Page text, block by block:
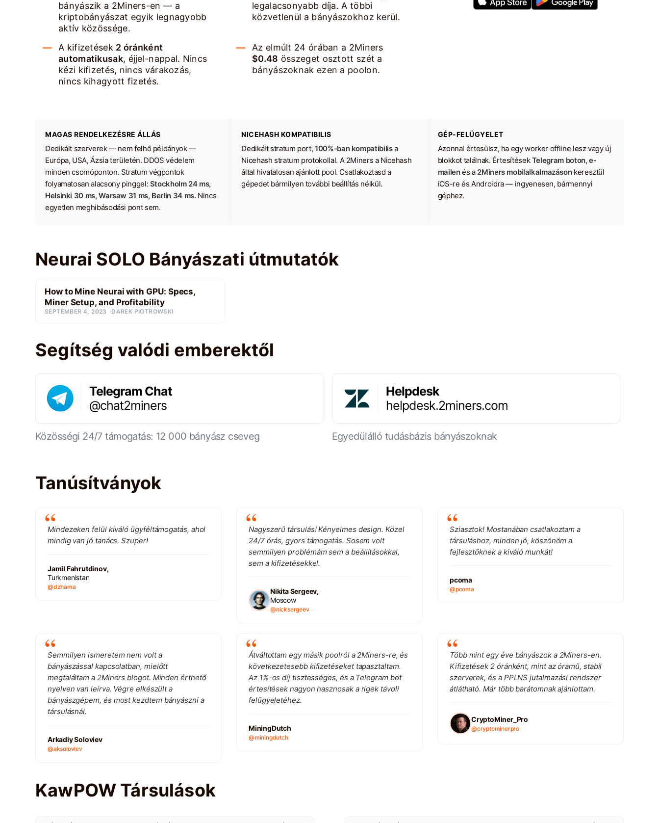
bányászik a 2Miners-en — a
kriptobányászat egyik legnagyobb
aktív közössége.
legalacsonyabb díja. A többi
közvetlenül a bányászokhoz kerül.
A kifizetések 2 óránként
automatikusak, éjjel-nappal. Nincs
kézi kifizetés, nincs várakozás,
nincs kihagyott fizetés.
Az elmúlt 24 órában a 2Miners
$0.48 összeget osztott szét a
bányászoknak ezen a poolon.
MAGAS RENDELKEZÉSRE ÁLLÁS
Dedikált szerverek — nem felhő példányok —
Európa, USA, Ázsia területén. DDOS védelem
minden csomóponton. Stratum végpontok
folyamatosan alacsony pinggel: Stockholm 24 ms,
Helsinki 30 ms, Warsaw 31 ms, Berlin 34 ms.Nincs
egyetlen meghibásodási pont sem.
NICEHASH KOMPATIBILIS
Dedikált stratum port,100%-ban kompatibilisa
Nicehash stratum protokollal. A 2Miners a Nicehash
által hivatalosan ajánlott pool. Csatlakoztasd a
gépedet bármilyen további beállítás nélkül.
GÉP-FELÜGYELET
Azonnal értesülsz, ha egy worker offline lesz vagy új
blokkot találnak. ÉrtesítésekTelegram boton, e-
mailenés a 2Miners mobilalkalmazásonkeresztül
iOS-re és Androidra — ingyenesen, bármennyi
géphez.
Neurai SOLO Bányászati útmutatók
How to Mine Neurai with GPU: Specs,
Miner Setup, and Profitability
SEPTEMBER 4, 2023 DAREK PIOTROWSKI
Segítség valódi emberektől
Telegram Chat
@chat2miners
Közösségi 24/7 támogatás: 12 000 bányász cseveg
Helpdesk
helpdesk.2miners.com
Egyedülálló tudásbázis bányászoknak
Tanúsítványok
Mindezeken felül kiváló ügyféltámogatás, ahol
mindig van jó tanács. Szuper!
Jamil Fahrutdinov,
Turkmenistan
@dzhama
Nagyszerű társulás! Kényelmes design. Közel
24/7 órás, gyors támogatás. Sosem volt
semmilyen problémám sem a beállításokkal,
sem a kifizetésekkel.
Nikita Sergeev,
Moscow
@nicksergeev
Sziasztok! Mostanában csatlakoztam a
társuláshoz, minden jó, köszönöm a
fejlesztőknek a kiváló munkát!
pcoma
@pcoma
Semmilyen ismeretem nem volt a
bányászással kapcsolatban, mielőtt
megtaláltam a 2Miners blogot. Minden érthető
nyelven van leírva. Végre elkészült a
bányászgépem, és most kezdtem bányászni a
társulásnál.
Arkadiy Soloviev
@aksoloviev
Átváltottam egy másik poolról a 2Miners-re, és
következetesebb kifizetéseket tapasztaltam.
Az 1%-os díj tisztességes, és a Telegram bot
értesítések nagyon hasznosak a rigek távoli
felügyeletéhez.
MiningDutch
@miningdutch
Több mint egy éve bányászok a 2Miners-en.
Kifizetések 2 óránként, mint az óramű, stabil
szerverek, és a PPLNS jutalmazási rendszer
átlátható. Már több barátomnak ajánlottam.
CryptoMiner_Pro
@cryptominerpro
KawPOW Társulások